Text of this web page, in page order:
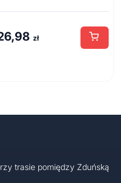
zł
trasie pomiędzy Zduńską